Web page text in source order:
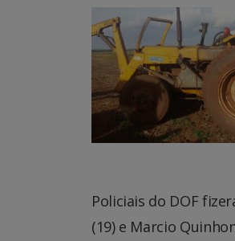
Policiais do DOF
(19) e Marcio